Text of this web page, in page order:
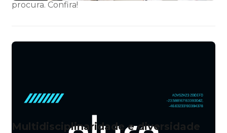
procura. Confira!
Multidisciplinaridade e diversidade